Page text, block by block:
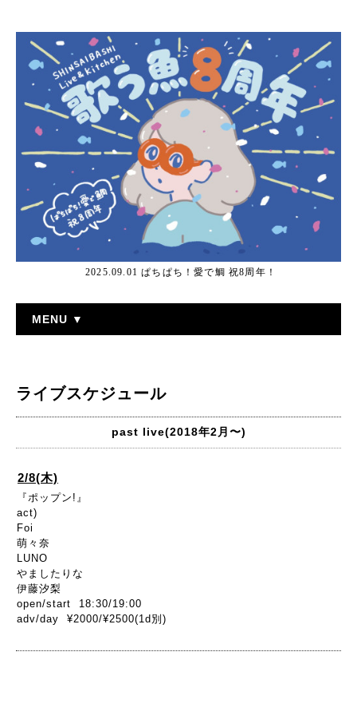
2025.09.01 ぱちぱち！愛で鯛 祝8周年！
MENU ▼
ライブスケジュール
past live(2018年2月〜)
2/8(木)
『ポップン!』
act)
Foi
萌々奈
LUNO
やましたりな
伊藤汐梨
open/start 18:30/19:00
adv/day ¥2000/¥2500(1d別)